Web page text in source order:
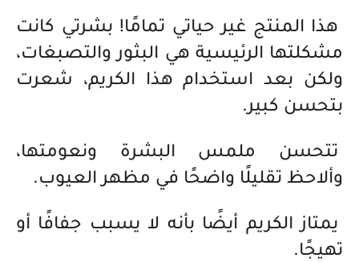
هذا المنتج غير حياتي تمامًا! بشرتي كانت
مشكلتها الرئيسية هي البثور والتصبغات،
ولكن بعد استخدام هذا الكريم، شعرت
بتحسن كبير.
تتحسن ملمس البشرة ونعومتها،
وألاحظ تقليلًا واضحًا في مظهر العيوب.
يمتاز الكريم أيضًا بأنه لا يسبب جفافًا أو
تهيجًا.